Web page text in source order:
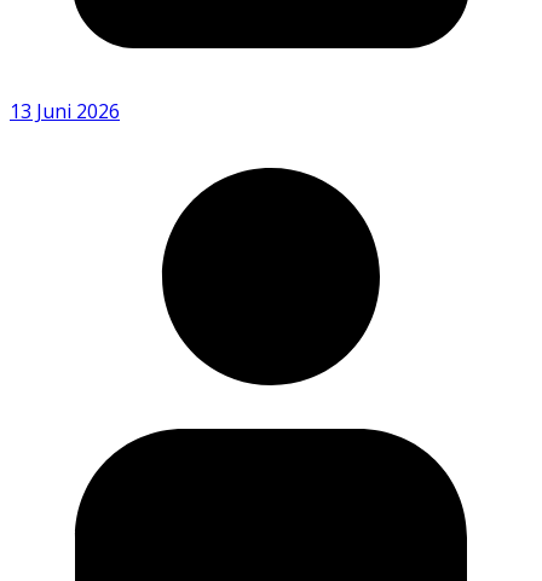
13 Juni 2026